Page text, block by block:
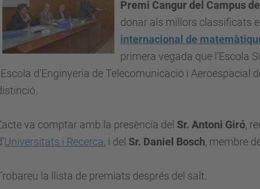
Premi Cangur del Campus
donar als millors classificats
internacional de
primera vegada que l'Escola
l'Escola d'Enginyeria de Telecomunicació i Aeroespacial
va comptar amb la presència del Sr. Antoni Giró,
Universitats i Recerca, i del Sr. Daniel Bosch, membre
la llista de premiats després del salt.